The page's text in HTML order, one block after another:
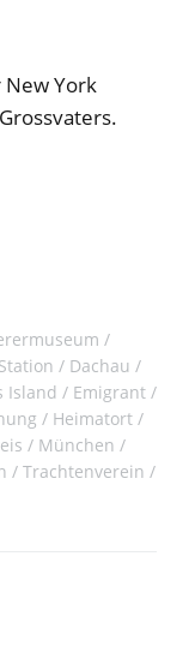
New York
Dachau
Island
Emigrant
Heimatort
München
Trachtenverein